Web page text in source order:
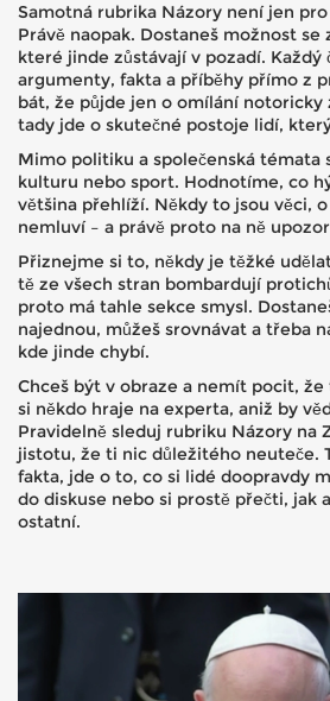
Samotná rubrika Názory není jen
Právě naopak. Dostaneš možnost se
které jinde zůstávají v pozadí. Každý
argumenty, fakta a příběhy přímo z
bát, že půjde jen o omílání notoricky
tady jde o skutečné postoje lidí,
Mimo politiku a společenská témata
kulturu nebo sport. Hodnotíme, co
většina přehlíží. Někdy to jsou věci,
nemluví – a právě proto na ně
Přiznejme si to, někdy je těžké
tě ze všech stran bombardují
proto má tahle sekce smysl.
najednou, můžeš srovnávat a třeba
kde jinde chybí.
Chceš být v obraze a nemít pocit,
si někdo hraje na experta, aniž by
Pravidelně sleduj rubriku Názory na
jistotu, že ti nic důležitého neuteče.
fakta, jde o to, co si lidé doopravdy
do diskuse nebo si prostě přečti, jak
ostatní.